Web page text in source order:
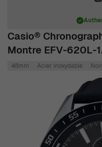
Casio®
Montre EFV-620L-
48mm Acier inoxydable Noir
Click to view image in